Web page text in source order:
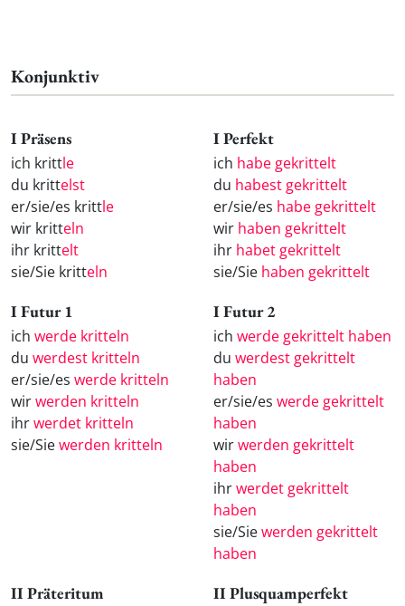
Konjunktiv
I Präsens
ich krittle
du krittelst
er/sie/es krittle
wir kritteln
ihr krittelt
sie/Sie kritteln
I Perfekt
ich habe gekrittelt
du habest gekrittelt
er/sie/es habe gekrittelt
wir haben gekrittelt
ihr habet gekrittelt
sie/Sie haben gekrittelt
I Futur 1
ich werde kritteln
du werdest kritteln
er/sie/es werde kritteln
wirwerden kritteln
ihrwerdet kritteln
sie/Siewerden kritteln
I Futur 2
ich werde gekrittelt haben
du werdest gekrittelt
haben
er/sie/es werde gekrittelt
haben
wirwerden gekrittelt
haben
ihrwerdet gekrittelt
haben
sie/Siewerden gekrittelt
haben
II Präteritum II Plusquamperfekt